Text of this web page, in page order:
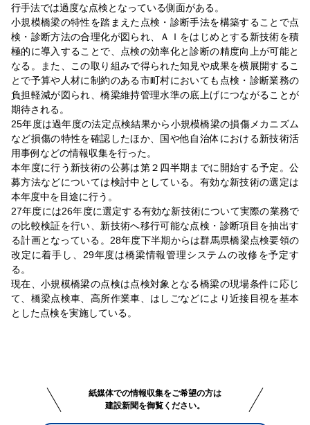
行手法では過度な点検となっている側面がある。
小規模橋梁の特性を踏まえた点検・診断手法を構築することで点
検・診断方法の合理化が図られ、ＡＩをはじめとする新技術を積
極的に導入することで、点検の効率化と診断の精度向上が可能と
なる。また、この取り組みで得られた知見や成果を横展開するこ
とで予算や人材に制約のある市町村においても点検・診断業務の
負担軽減が図られ、橋梁維持管理水準の底上げにつながることが
期待される。
25年度は過年度の法定点検結果から小規模橋梁の損傷メカニズム
など損傷の特性を確認したほか、国や他自治体における新技術活
用事例などの情報収集を行った。
本年度に行う新技術の公募は第２四半期までに開始する予定。公
募方法などについては検討中としている。有効な新技術の選定は
本年度中を目途に行う。
27年度には26年度に選定する有効な新技術について実際の業務で
の比較検証を行い、新技術へ移行可能な点検・診断項目を抽出す
る計画となっている。28年度下半期からは群馬県橋梁点検要領の
改定に着手し、29年度は橋梁情報管理システムの改修を予定す
る。
現在、小規模橋梁の点検は点検対象となる橋梁の現場条件に応じ
て、橋梁点検車、高所作業車、はしごなどにより近接目視を基本
とした点検を実施している。
紙媒体での情報収集をご希望の方は
建設新聞を御覧ください。